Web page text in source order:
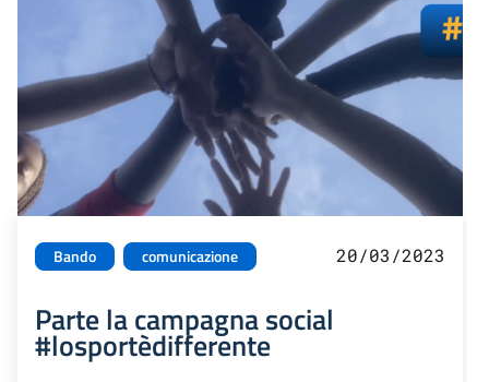
Bando comunicazione 20/03/2023
Parte la campagna social
#losportèdifferente